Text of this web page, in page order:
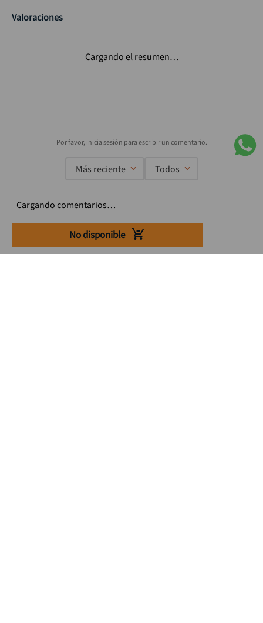
No disponible
Valoraciones
Cargando el resumen…
Más reciente Todos
Cargando comentarios…